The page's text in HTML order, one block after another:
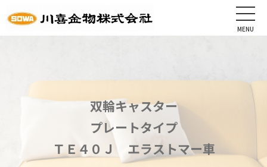
MENU
双輪キャスター
プレートタイプ
ＴＥ４０Ｊ エラストマー車
CLOSE
商品情報